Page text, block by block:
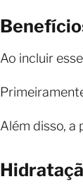
Ao incluir
Além disso, a